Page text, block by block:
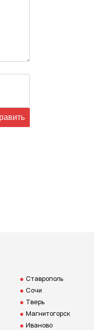
Ставрополь
Сочи
Тверь
Магнитогорск
Иваново